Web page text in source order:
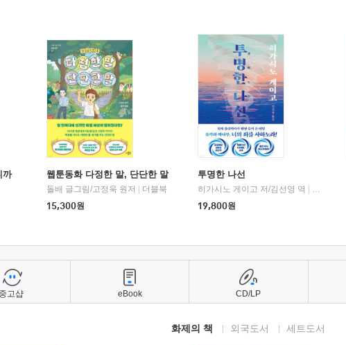
까
웹툰동화 다정한 말, 단단한 말
돌배 글그림/고정욱 원저
더블북
15,300원
투명한 나선
히가시노 게이고 저/김선영 역
북다
19,800원
화제의 책 외국도서 세트도서
중고샵 eBook CD/LP